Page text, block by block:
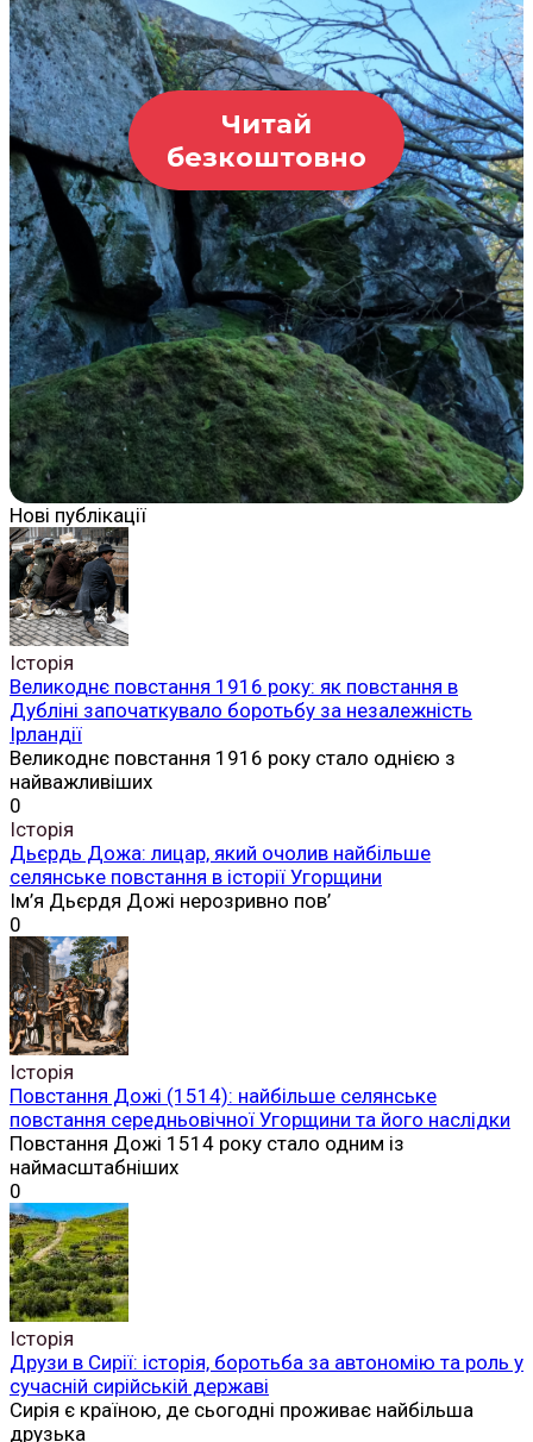
Читай
безкоштовно
Нові публікації
Історія
Великоднє повстання 1916 року: як повстання в
Дубліні започаткувало боротьбу за незалежність
Ірландії
Великоднє повстання 1916 року стало однією з
найважливіших
0
Історія
Дьєрдь Дожа: лицар, який очолив найбільше
селянське повстання в історії Угорщини
Ім’я Дьєрдя Дожі нерозривно пов’
0
Історія
Повстання Дожі (1514): найбільше селянське
повстання середньовічної Угорщини та його наслідки
Повстання Дожі 1514 року стало одним із
наймасштабніших
0
Історія
Друзи в Сирії: історія, боротьба за автономію та роль у
сучасній сирійській державі
Сирія є країною, де сьогодні проживає найбільша
друзька